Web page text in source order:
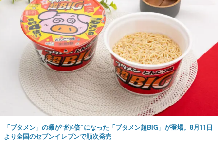
「ブタメン」の麺が“約4倍”になった「ブタメン超BIG」が登場。8月11日
より全国のセブンイレブンで順次発売